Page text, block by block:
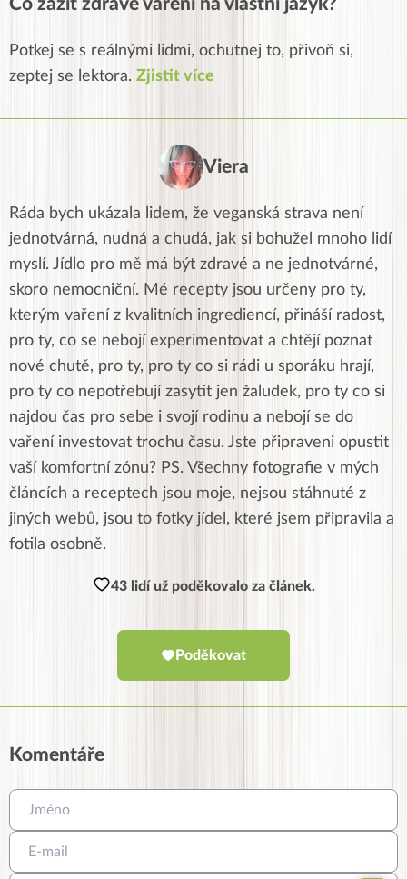
Co zažít zdravé vaření na vlastní jazyk?
Potkej se s reálnými lidmi, ochutnej to, přivoň si,
zeptej se lektora. Zjistit více
Viera
Ráda bych ukázala lidem, že veganská strava není
jednotvárná, nudná a chudá, jak si bohužel mnoho lidí
myslí. Jídlo pro mě má být zdravé a ne jednotvárné,
skoro nemocniční. Mé recepty jsou určeny pro ty,
kterým vaření z kvalitních ingrediencí, přináší radost,
pro ty, co se nebojí experimentovat a chtějí poznat
nové chutě, pro ty, pro ty co si rádi u sporáku hrají,
pro ty co nepotřebují zasytit jen žaludek, pro ty co si
najdou čas pro sebe i svojí rodinu a nebojí se do
vaření investovat trochu času. Jste připraveni opustit
vaší komfortní zónu? PS. Všechny fotografie v mých
článcích a receptech jsou moje, nejsou stáhnuté z
jiných webů, jsou to fotky jídel, které jsem připravila a
fotila osobně.
43 lidí už poděkovalo za článek.
Poděkovat
Komentáře